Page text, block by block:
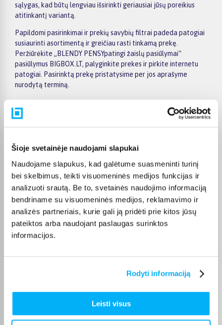
Šioje svetainėje naudojami slapukai
Naudojame slapukus, kad galėtume suasmeninti turinį
bei skelbimus, teikti visuomeninės medijos funkcijas ir
analizuoti srautą. Be to, svetainės naudojimo informaciją
bendriname su visuomeninės medijos, reklamavimo ir
analizės partneriais, kurie gali ją pridėti prie kitos jūsų
pateiktos arba naudojant paslaugas surinktos
informacijos.
Rodyti informaciją
Leisti visus
sąlygas, kad būtų lengviau išsirinkti geriausiai jūsų poreikius
atitinkantį variantą.
Papildomi pasirinkimai ir prekių savybių filtrai padeda patogiai
susiaurinti asortimentą ir greičiau rasti tinkamą prekę.
Peržiūrėkite „BLENDY PENSYpatingi žaislų pasiūlymai“
pasiūlymus BIGBOX.LT, palyginkite prekes ir pirkite internetu
patogiai. Pasirinktą prekę pristatysime per jos aprašyme
nurodytą terminą.
Pirkėjų atsiliepimai apie prekes
Renata B.
Patvirtintas pirkėjas
Užsakymas atėjo greitai. Viskas sklandžiai.
Jolita P.
Patvirtintas pirkėjas